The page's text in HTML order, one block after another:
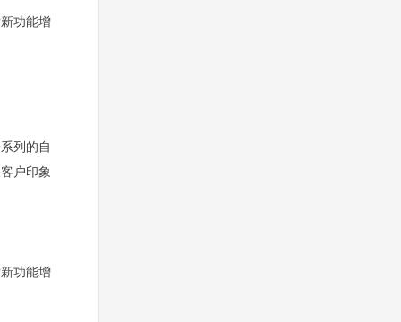
功能增
列的自
户印象
功能增